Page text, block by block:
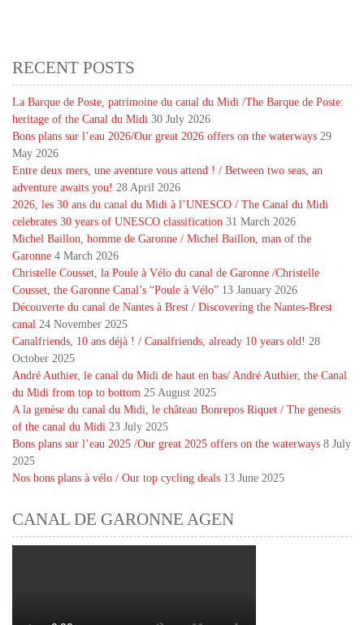
RECENT POSTS
La Barque de Poste, patrimoine du canal du Midi /The Barque de Poste:
heritage of the Canal du Midi 30 July 2026
Bons plans sur l’eau 2026/Our great 2026 offers on the waterways 29
May 2026
Entre deux mers, une aventure vous attend ! / Between two seas, an
adventure awaits you! 28 April 2026
2026, les 30 ans du canal du Midi à l’UNESCO / The Canal du Midi
celebrates 30 years of UNESCO classification 31 March 2026
Michel Baillon, homme de Garonne / Michel Baillon, man of the
Garonne 4 March 2026
Christelle Cousset, la Poule à Vélo du canal de Garonne /Christelle
Cousset, the Garonne Canal’s “Poule à Vélo” 13 January 2026
Découverte du canal de Nantes à Brest / Discovering the Nantes-Brest
canal 24 November 2025
Canalfriends, 10 ans déjà ! / Canalfriends, already 10 years old! 28
October 2025
André Authier, le canal du Midi de haut en bas/ André Authier, the Canal
du Midi from top to bottom 25 August 2025
A la genèse du canal du Midi, le château Bonrepos Riquet / The genesis
of the canal du Midi 23 July 2025
Bons plans sur l’eau 2025 /Our great 2025 offers on the waterways 8 July
2025
Nos bons plans à vélo / Our top cycling deals 13 June 2025
CANAL DE GARONNE AGEN